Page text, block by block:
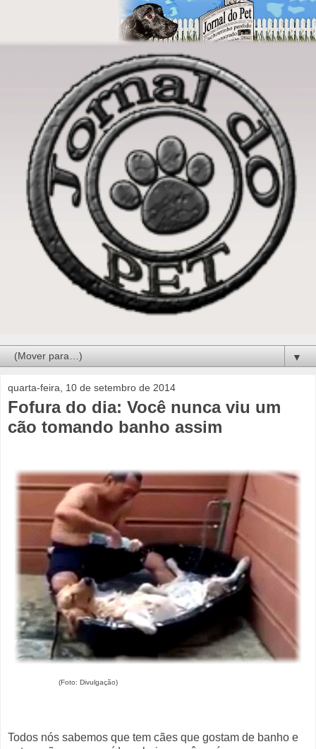
▼
quarta-feira, 10 de setembro de 2014
Fofura do dia: Você nunca viu um
cão tomando banho assim
(Foto: Divulgação)
Todos nós sabemos que tem cães que gostam de banho e